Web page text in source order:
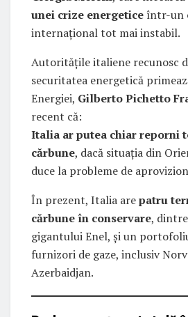
unei crize energetice într-un
internațional tot mai instabil.
Autoritățile italiene recunosc
securitatea energetică
Energiei, Gilberto Pichetto
recent că:
Italia ar putea chiar reporni
cărbune, dacă situația din
duce la probleme de
În prezent, Italia arepatru
cărbune în conservare,
gigantului Enel, și un
furnizori de gaze, inclusiv
Azerbaidjan.